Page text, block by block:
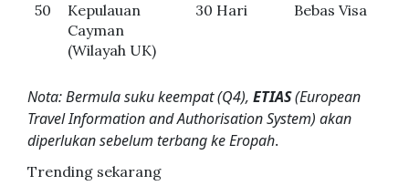
50
Kepulauan
Cayman
(Wilayah UK)
30 Hari Bebas Visa
Nota: Bermula suku keempat (Q4), ETIAS(European
Travel Information and Authorisation System) akan
diperlukan sebelum terbang ke Eropah.
Trending sekarang